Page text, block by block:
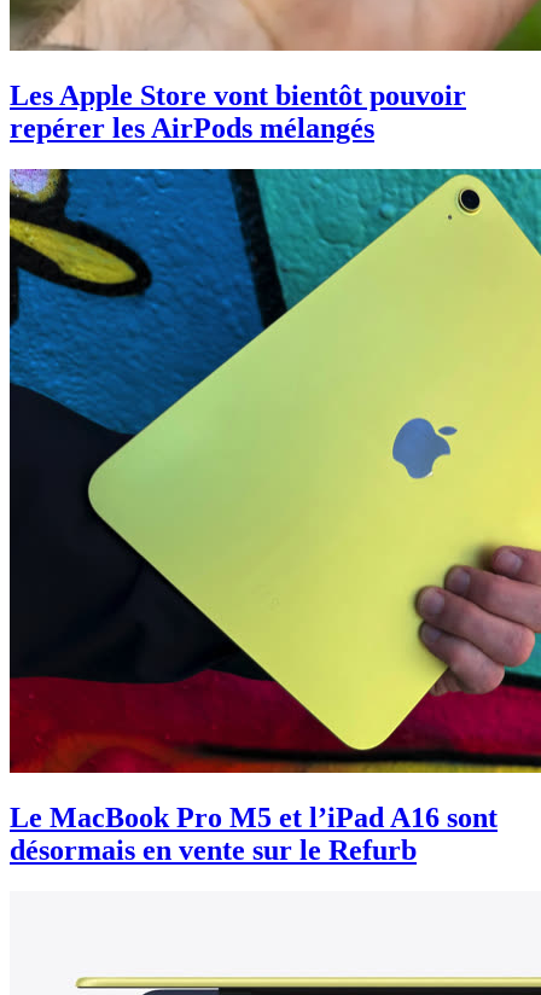
Les Apple Store vont bientôt pouvoir
repérer les AirPods mélangés
Le MacBook Pro M5 et l’iPad A16 sont
désormais en vente sur le Refurb